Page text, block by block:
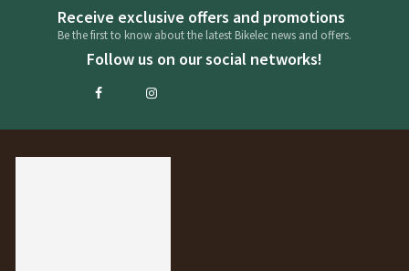
Receive exclusive offers and promotions
Be the first to know about the latest Bikelec news and offers.
Follow us on our social networks!